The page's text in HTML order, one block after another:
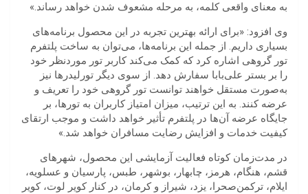
به معنای واقعی کلمه، به مرحله مشعوف شدن خواهد رساند.»
وی افزود: «برای ارائه بهترین تجربه در این محصول برنامه‌های
بسیاری داریم. از جمله این برنامه‌ها، می‌توان به ساخت پلتفرم
تور گروهی اشاره کرد که کمک می‌کند کاربر تور موردنظر خود
را بر بستر علی‌بابا سفارش دهد. از سوی دیگر تورلیدرها نیز
به‌صورت مستقل خواهند توانست تور گروهی خود را تعریف و
عرضه کنند. به این ترتیب، میزان امتیاز کاربران به تورها، بر
جایگاه عرضه آن‌ها در پلتفرم تأثیر خواهد داشت و موجب ارتقای
کیفیت خدمات و افزایش رضایت مسافران خواهد شد.»
در مدت‌زمان کوتاه فعالیت آزمایشی این محصول، شهرهای
قشم، هنگام، هرمز، چابهار، بوشهر، طبس، پارسیان و عسلویه،
ایلام، ترکمن‌صحرا، یزد، شیراز و کرمان، در کنار کویر لوت، کویر